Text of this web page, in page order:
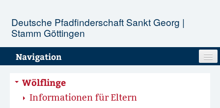
Deutsche Pfadfinderschaft Sankt Georg |
Stamm Göttingen
Navigation
Unser Stamm
Stufen
Wölflinge
Informationen für Eltern